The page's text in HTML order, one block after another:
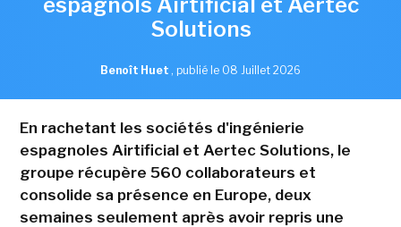
Solutions
Benoît Huet , publié le 08 Juillet 2026
En rachetant les sociétés d'ingénierie
espagnoles Airtificial et Aertec Solutions, le
groupe récupère 560 collaborateurs et
consolide sa présence en Europe, deux
semaines seulement après avoir repris une